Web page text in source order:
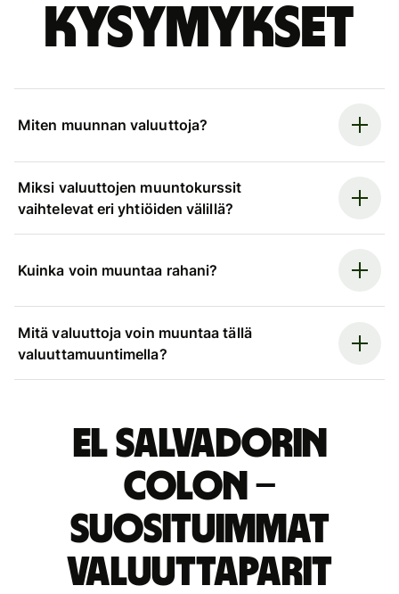
kysymykset
Miten muunnan valuuttoja?
Miksi valuuttojen muuntokurssit
vaihtelevat eri yhtiöiden välillä?
Kuinka voin muuntaa rahani?
Mitä valuuttoja voin muuntaa tällä
valuuttamuuntimella?
El Salvadorin
colon –
suosituimmat
valuuttaparit